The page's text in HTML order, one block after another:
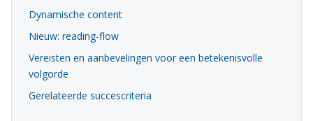
Dynamische content
Nieuw: reading-flow
Vereisten en aanbevelingen voor een betekenisvolle
volgorde
Gerelateerde succescriteria